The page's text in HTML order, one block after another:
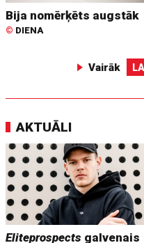
Bija nomērķēts augstāk
© DIENA
Vairāk
AKTUĀLI
Eliteprospects galvenais